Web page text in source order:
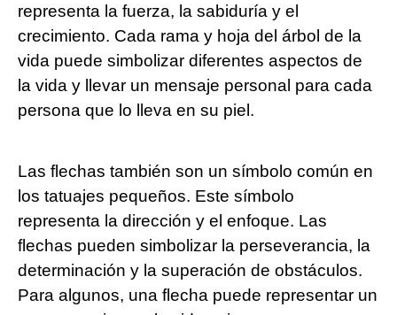
representa la fuerza, la sabiduría y el
crecimiento. Cada rama y hoja del árbol de la
vida puede simbolizar diferentes aspectos de
la vida y llevar un mensaje personal para cada
persona que lo lleva en su piel.
Las flechas también son un símbolo común en
los tatuajes pequeños. Este símbolo
representa la dirección y el enfoque. Las
flechas pueden simbolizar la perseverancia, la
determinación y la superación de obstáculos.
Para algunos, una flecha puede representar un